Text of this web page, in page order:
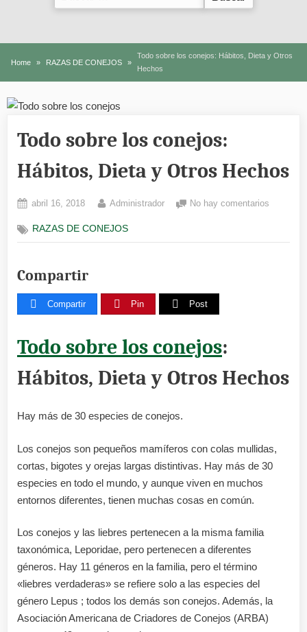
Home RAZAS DE CONEJOS
Todo sobre los conejos: Hábitos, Dieta y Otros
Hechos
Todo sobre los conejos:
Hábitos, Dieta y Otros Hechos
Posted
abril 16, 2018 By
Administrador No hay comentarios
los
RAZAS DE CONEJOS
Compartir
Compartir Pin Post
Todo sobre los conejos:
Hábitos, Dieta y Otros Hechos
Hay más de 30 especies de conejos.
Los conejos son pequeños mamíferos con colas mullidas,
cortas, bigotes y orejas largas distintivas. Hay más de 30
especies en todo el mundo, y aunque viven en muchos
entornos diferentes, tienen muchas cosas en común.
Los conejos y las liebres pertenecen a la misma familia
taxonómica, Leporidae, pero pertenecen a diferentes
géneros. Hay 11 géneros en la familia, pero el término
«liebres verdaderas» se refiere solo a las especies del
género Lepus ; todos los demás son conejos. Además, la
Asociación Americana de Criadores de Conejos (ARBA)